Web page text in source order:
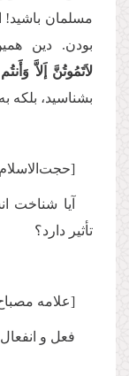
مسلمان باشید!
بودن. دین
لاَتَمُوتُنَّ إَلاَّ
بشناسید، بلکه
آیا شناخت
تأثیر دارد؟
[علامه
فعل و انفعال